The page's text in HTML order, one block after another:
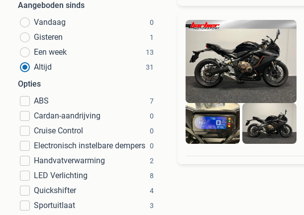
Aangeboden sinds
Vandaag
0
Gisteren 1
Een week 13
Altijd 31
Opties
ABS
7
Cardan-aandrijving 0
Cruise Control 0
Electronisch instelbare dempers 0
Handvatverwarming 2
LED Verlichting 8
Quickshifter 4
Sportuitlaat 3